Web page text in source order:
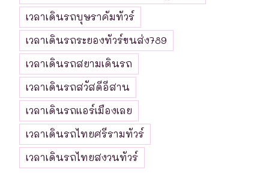
เวลาเดินรถบุษราคัมทัวร์
เวลาเดินรถระยองทัวร์ขนส่ง789
เวลาเดินรถสยามเดินรถ
เวลาเดินรถสวัสดีอีสาน
เวลาเดินรถแอร์เมืองเลย
เวลาเดินรถไทยศรีรามทัวร์
เวลาเดินรถไทยสงวนทัวร์